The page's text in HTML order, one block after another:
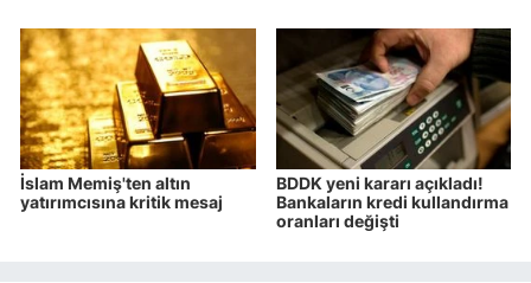
İslam Memiş'ten altın
yatırımcısına kritik mesaj
BDDK yeni kararı açıkladı!
Bankaların kredi kullandırma
oranları değişti